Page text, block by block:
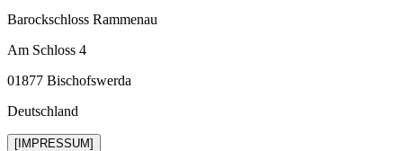
Barockschloss Rammenau
Am Schloss 4
01877 Bischofswerda
Deutschland
[IMPRESSUM]